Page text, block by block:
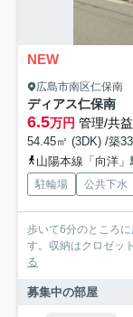
NEW
広島市南区仁保南
ディアス仁保南
6.5万円 管理/共
54.45㎡ (3DK) /築
山陽本線「向洋
駐輪場 公共下水
歩いて6分のところ
す。収納はクロゼッ
る
募集中の部屋